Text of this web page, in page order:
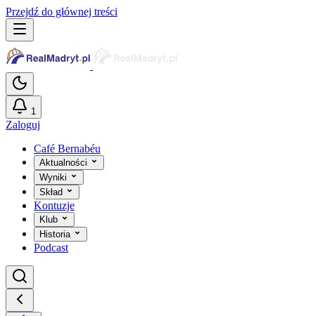
Przejdź do głównej treści
1
Zaloguj
Café Bernabéu
Aktualności
Wyniki
Skład
Kontuzje
Klub
Historia
Podcast